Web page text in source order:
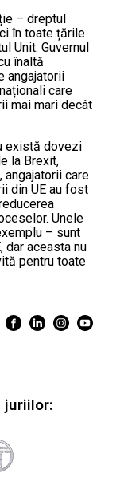
– dreptul
în toate țările
Unit. Guvernul
înaltă
angajatorii
care
mai mari decât
există dovezi
la Brexit,
care
din UE au fost
Unele
– sunt
dar aceasta nu
pentru toate
juriilor: